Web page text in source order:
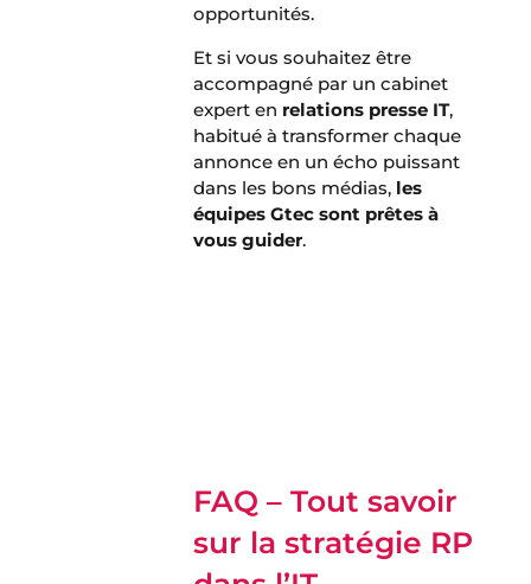
opportunités.
Et si vous souhaitez être
accompagné par un cabinet
expert en relations presse IT,
habitué à transformer chaque
annonce en un écho puissant
dans les bons médias, les
équipes Gtec sont prêtes à
vous guider.
FAQ – Tout savoir
sur la stratégie RP